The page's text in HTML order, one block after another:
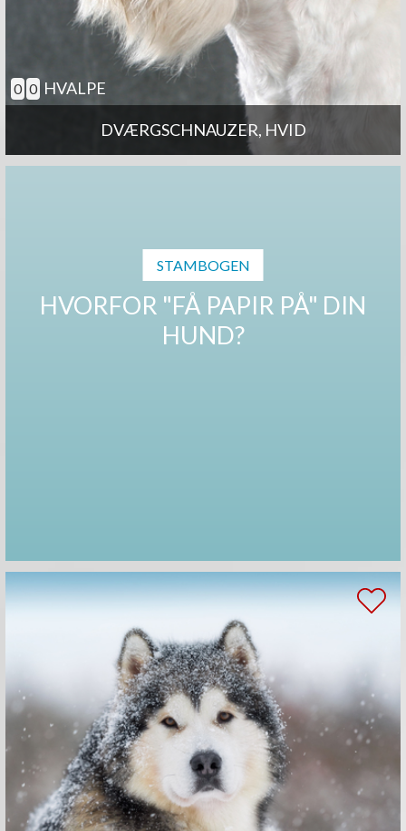
DVÆRGSCHNAUZER, HVID
0 0 HVALPE
STAMBOGEN
HVORFOR "FÅ PAPIR PÅ" DIN
HUND?